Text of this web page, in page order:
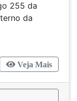
255 da
da
Veja Mais